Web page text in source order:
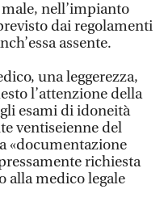
nell’impianto
dai regolamenti
assente.
una leggerezza,
l’attenzione della
esami di idoneità
ventiseienne del
«documentazione
richiesta
alla medico legale